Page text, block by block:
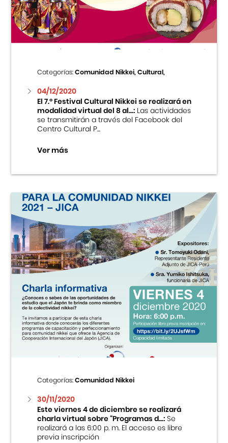
Centro Cultural Peruano Japonés
Cursos
Museo de la Inmigración Japonesa
Fondo Editorial
Teatro Peruano Japonés
Categorías:Comunidad Nikkei, Cultural,
04/12/2020
El 7.º Festival Cultural Nikkei se realizará en
modalidad virtual del 8 al...:Las actividades
se transmitirán a través del Facebook del
Centro Cultural P...
Ver más
Categorías:Comunidad Nikkei
30/11/2020
Este viernes 4 de diciembre se realizará
charla virtual sobre “Programas d...:Se
realizará a las 6:00 p. m. El acceso es libre
previa inscripción